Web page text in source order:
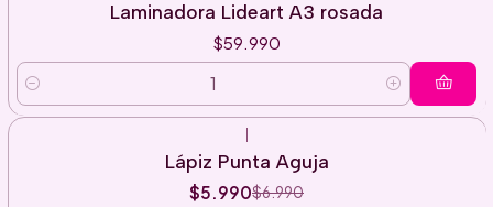
Laminadora Lideart A3 rosada
$59.990
Cantidad
|
Lápiz Punta Aguja
$5.990$6.990